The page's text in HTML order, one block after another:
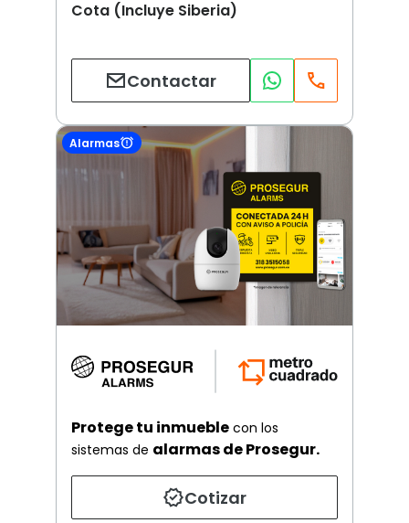
Cota (Incluye Siberia)
Contactar
Alarmas
Protege tu inmueble con los
sistemas de alarmas de Prosegur.
Cotizar